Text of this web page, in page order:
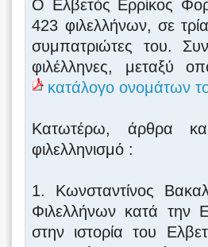
Ο Ελβετός Ερρίκος
423 φιλελλήνων, σε
συμπατριώτες του.
φιλέλληνες, μεταξύ
κατάλογο ονομάτων
Κατωτέρω, άρθρα
φιλελληνισμό :
1. Κωνσταντίνος
Φιλελλήνων κατά την
στην ιστορία του